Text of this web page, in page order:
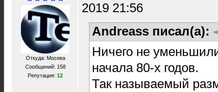
Откуда: Москва
Сообщений: 158
Репутация: 12
2019 21:56
Andreass писал(а):
Ничего не
начала 80-х годов.
Так называемый